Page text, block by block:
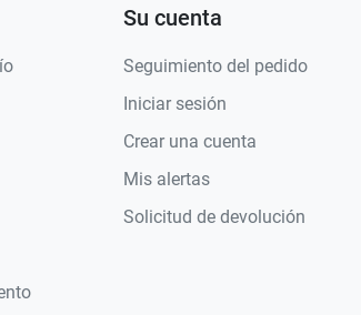
Su cuenta
Seguimiento del pedido
Iniciar sesión
Crear una cuenta
Mis alertas
Solicitud de devolución